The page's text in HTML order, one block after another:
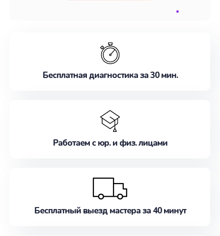
Бесплатная диагностика за 30 мин.
Работаем с юр. и физ. лицами
Бесплатный выезд мастера за 40 минут